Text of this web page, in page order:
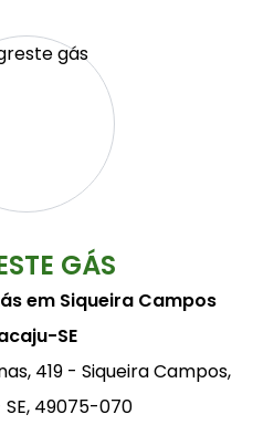
GÁS
em Siqueira Campos
SE
419 - Siqueira Campos,
49075-070